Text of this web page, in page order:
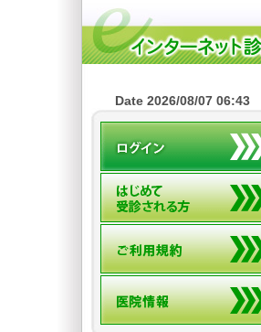
Date 2026/08/07 06:43